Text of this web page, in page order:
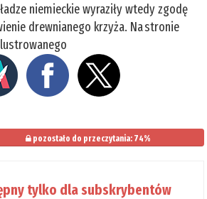
niemieckie wyraziły wtedy zgodę
drewnianego krzyża. Na stronie
pozostało do przeczytania: 74%
tylko dla subskrybentów